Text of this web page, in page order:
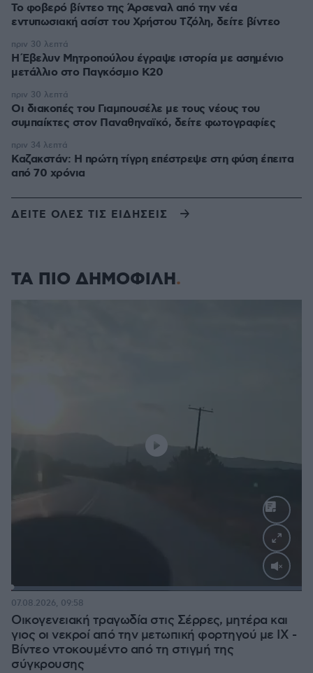
Το φοβερό βίντεο της Άρσεναλ από την νέα
εντυπωσιακή ασίστ του Χρήστου Τζόλη, δείτε βίντεο
Η Έβελυν Μητροπούλου έγραψε ιστορία με ασημένιο
μετάλλιο στο Παγκόσμιο Κ20
πριν 30 λεπτά
Οι διακοπές του Γιαμπουσέλε με τους νέους του
συμπαίκτες στον Παναθηναϊκό, δείτε φωτογραφίες
πριν 30 λεπτά
Καζακστάν: Η πρώτη τίγρη επέστρεψε στη φύση έπειτα
από 70 χρόνια
πριν 34 λεπτά
ΔΕΙΤΕ ΟΛΕΣ ΤΙΣ ΕΙΔΗΣΕΙΣ
ΤΑ ΠΙΟ ΔΗΜΟΦΙΛΗ
Loaded:
Οικογενειακή τραγωδία στις Σέρρες, μητέρα και
γιος οι νεκροί από την μετωπική φορτηγού με ΙΧ -
Βίντεο ντοκουμέντο από τη στιγμή της
σύγκρουσης
07.08.2026, 09:58